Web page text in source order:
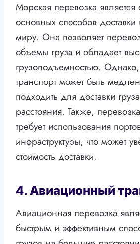
Морская перевозка
основных способов доставки
миру. Она позволяет
объемы груза и обладает
грузоподъемностью.
транспорт может быть
подходить для доставки
расстояния. Также,
требует использования
инфраструктуры, что может
стоимость доставки.
4. Авиационный
Авиационная перевозка
быстрым и эффективным